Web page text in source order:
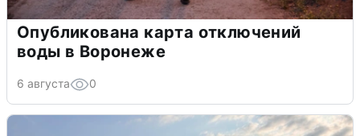
Опубликована карта отключений
воды в Воронеже
6 августа 0